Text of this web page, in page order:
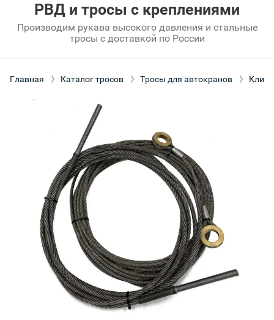
Партнерам
Отзывы
Политика конфиденциальности
РВД и тросы с креплениями
Производим рукава высокого давления и стальные
тросы с доставкой по России
Главная Каталог тросов Тросы для автокранов